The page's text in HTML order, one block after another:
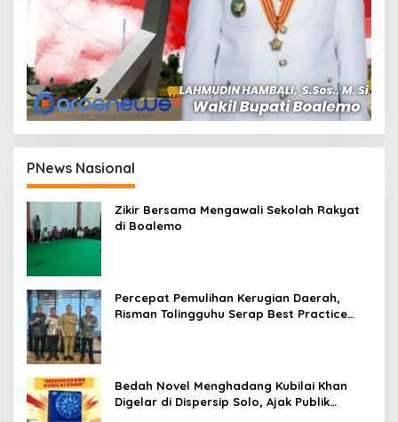
PNews Nasional
Zikir Bersama Mengawali Sekolah Rakyat
di Boalemo
Percepat Pemulihan Kerugian Daerah,
Risman Tolingguhu Serap Best Practice
Bedah Novel Menghadang Kubilai Khan
Digelar di Dispersip Solo, Ajak Publik